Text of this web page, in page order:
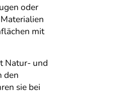
oder
mit
Natur- und
den
sie bei